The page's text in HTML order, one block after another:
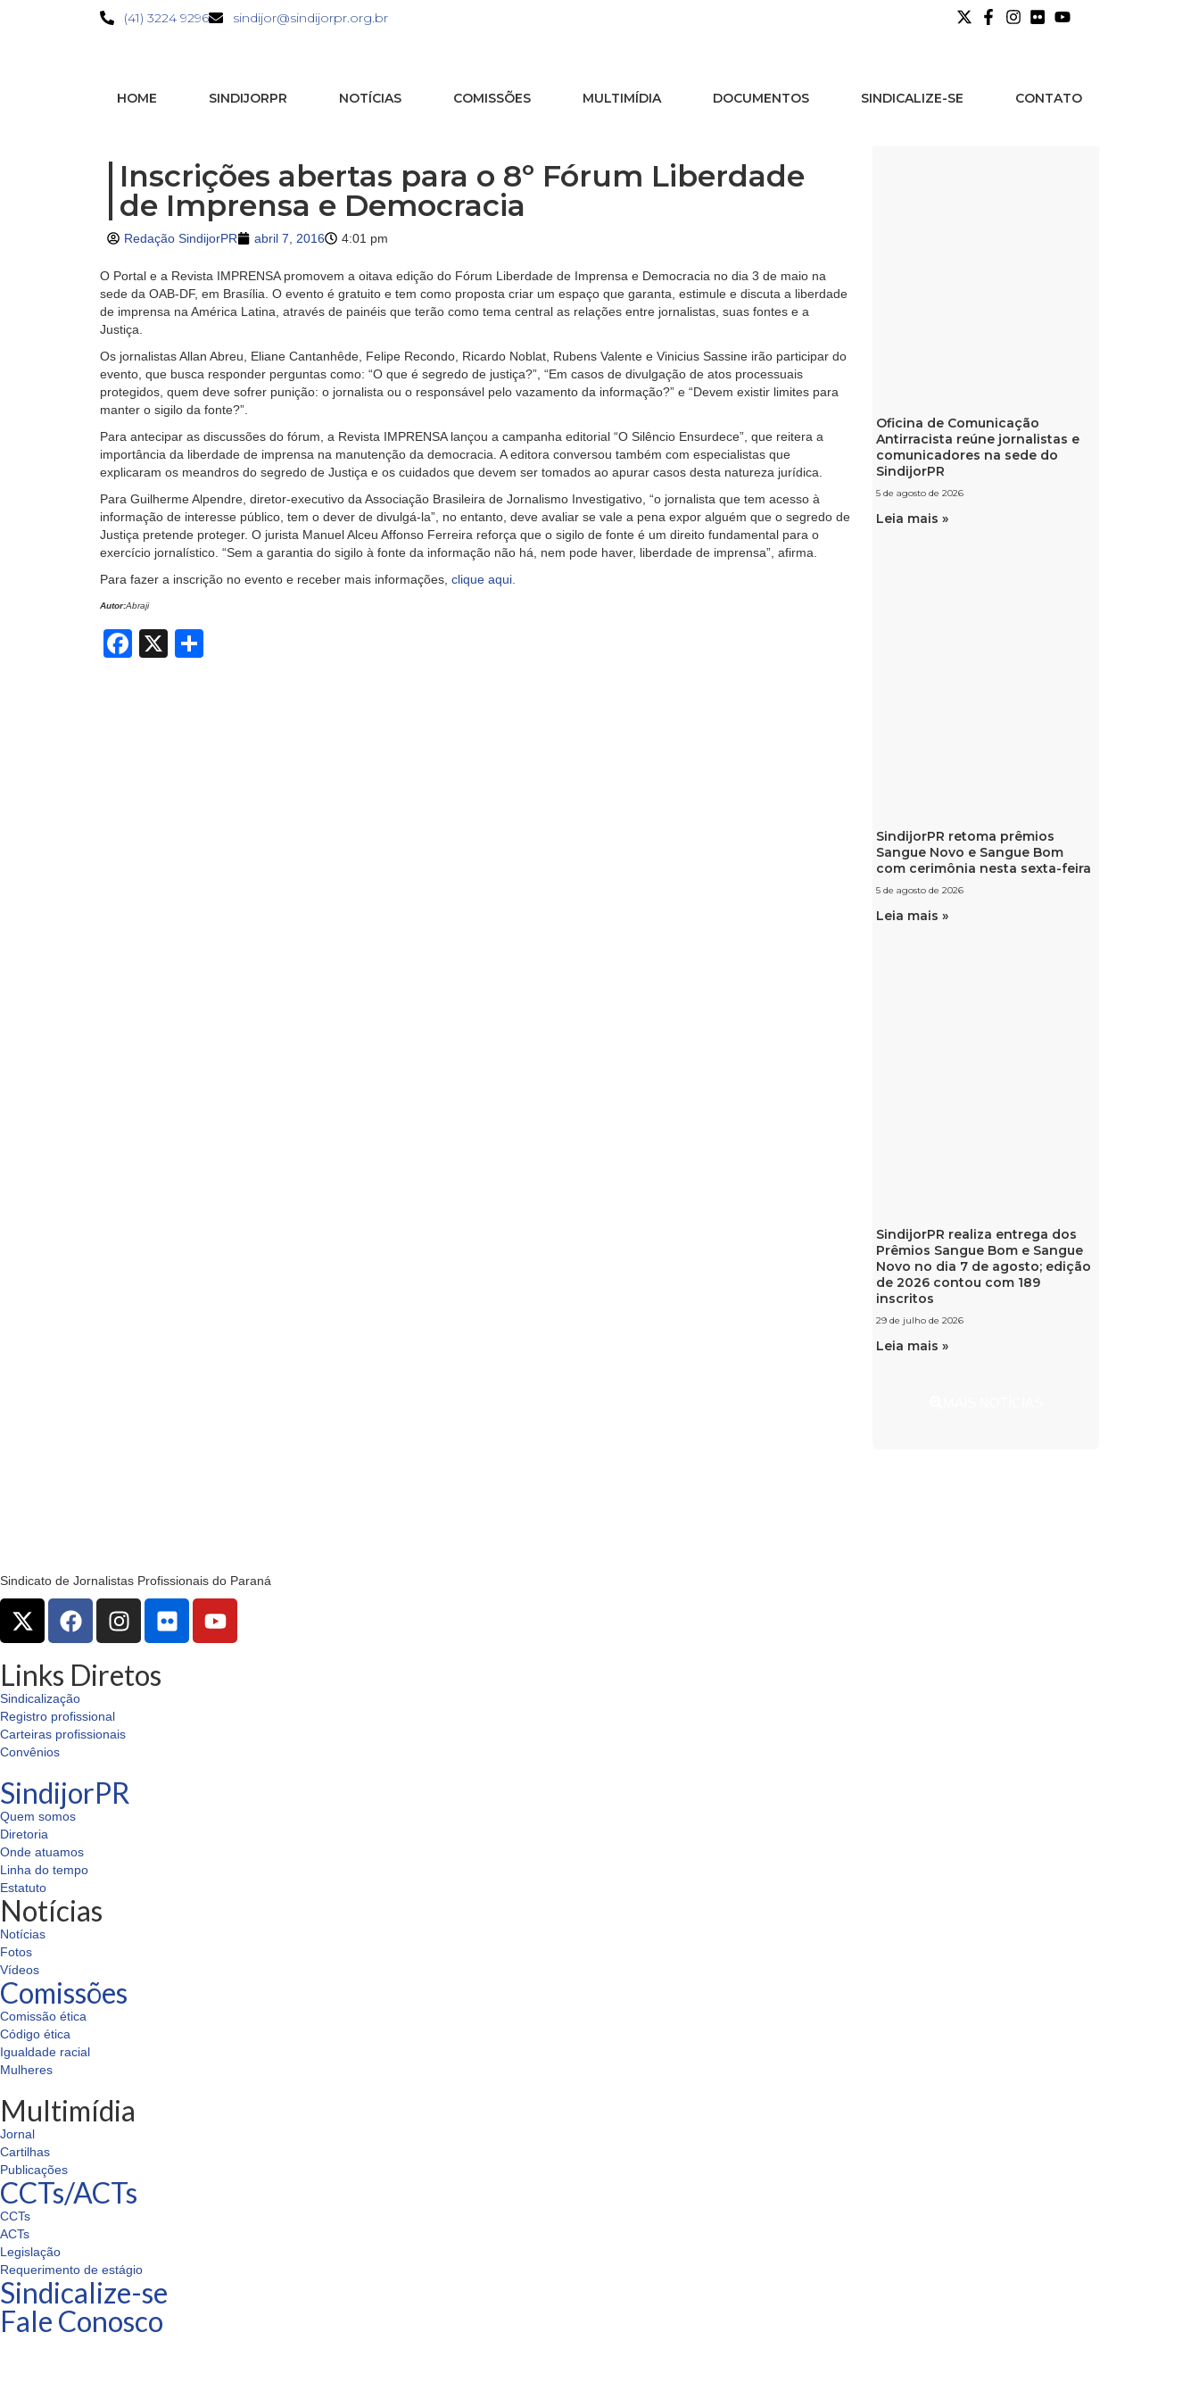
(41) 3224 9296 sindijor@sindijorpr.org.br
HOME SINDIJORPR NOTÍCIAS COMISSÕES MULTIMÍDIA DOCUMENTOS SINDICALIZE-SE CONTATO
Inscrições abertas para o 8º Fórum Liberdade
de Imprensa e Democracia
Redação SindijorPR abril 7, 2016 4:01 pm
O Portal e a Revista IMPRENSA promovem a oitava edição do Fórum Liberdade de Imprensa e Democracia no dia 3 de maio na
sede da OAB-DF, em Brasília. O evento é gratuito e tem como proposta criar um espaço que garanta, estimule e discuta a liberdade
de imprensa na América Latina, através de painéis que terão como tema central as relações entre jornalistas, suas fontes e a
Justiça.
Os jornalistas Allan Abreu, Eliane Cantanhêde, Felipe Recondo, Ricardo Noblat, Rubens Valente e Vinicius Sassine irão participar do
evento, que busca responder perguntas como: “O que é segredo de justiça?”, “Em casos de divulgação de atos processuais
protegidos, quem deve sofrer punição: o jornalista ou o responsável pelo vazamento da informação?” e “Devem existir limites para
manter o sigilo da fonte?”.
Para antecipar as discussões do fórum, a Revista IMPRENSA lançou a campanha editorial “O Silêncio Ensurdece”, que reitera a
importância da liberdade de imprensa na manutenção da democracia. A editora conversou também com especialistas que
explicaram os meandros do segredo de Justiça e os cuidados que devem ser tomados ao apurar casos desta natureza jurídica.
Para Guilherme Alpendre, diretor-executivo da Associação Brasileira de Jornalismo Investigativo, “o jornalista que tem acesso à
informação de interesse público, tem o dever de divulgá-la”, no entanto, deve avaliar se vale a pena expor alguém que o segredo de
Justiça pretende proteger. O jurista Manuel Alceu Affonso Ferreira reforça que o sigilo de fonte é um direito fundamental para o
exercício jornalístico. “Sem a garantia do sigilo à fonte da informação não há, nem pode haver, liberdade de imprensa”, afirma.
Para fazer a inscrição no evento e receber mais informações, clique aqui.
Autor:Abraji
Facebook
X
Oficina de Comunicação
Antirracista reúne jornalistas e
comunicadores na sede do
SindijorPR
5 de agosto de 2026
Leia mais »
SindijorPR retoma prêmios
Sangue Novo e Sangue Bom
com cerimônia nesta sexta-feira
5 de agosto de 2026
Leia mais »
SindijorPR realiza entrega dos
Prêmios Sangue Bom e Sangue
Novo no dia 7 de agosto; edição
de 2026 contou com 189
inscritos
29 de julho de 2026
Leia mais »
Sindicato de Jornalistas Profissionais do Paraná
Links Diretos
Sindicalização
Registro profissional
Carteiras profissionais
Convênios
SindijorPR
Quem somos
Diretoria
Onde atuamos
Linha do tempo
Estatuto
Notícias
Notícias
Fotos
Vídeos
Comissões
Comissão ética
Código ética
Igualdade racial
Mulheres
Multimídia
Jornal
Cartilhas
Publicações
CCTs/ACTs
CCTs
ACTs
Legislação
Requerimento de estágio
Sindicalize-se
Fale Conosco